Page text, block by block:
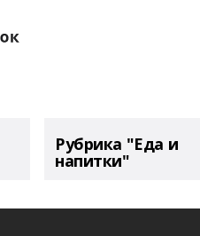
Рубрика "Еда и
напитки"